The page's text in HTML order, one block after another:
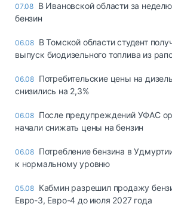
07.08 В Ивановской области за
бензин
06.08 В Томской области студент
выпуск биодизельного топлива из
06.08 Потребительские цены на
снизились на 2,3%
06.08 После предупреждений УФАС
начали снижать цены на бензин
06.08 Потребление бензина в
к нормальному уровню
05.08 Кабмин разрешил продажу
Евро-3, Евро-4 до июля 2027 года